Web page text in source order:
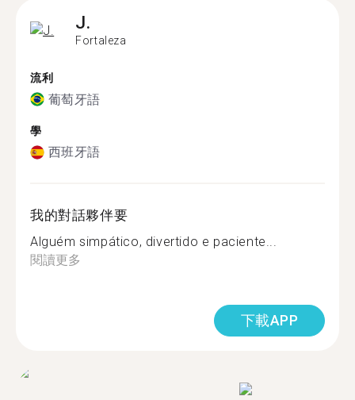
J.
Fortaleza
流利
葡萄牙語
學
西班牙語
我的對話夥伴要
Alguém simpático, divertido e paciente...
閱讀更多
下載APP